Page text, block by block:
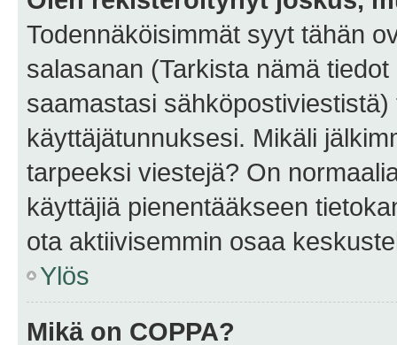
Todennäköisimmät syyt tähän
salasanan (Tarkista nämä
saamastasi
käyttäjätunnuksesi. Mikäli
tarpeeksi viestejä? On
käyttäjiä pienentääkseen
ota aktiivisemmin osaa
Ylös
Mikä on COPPA?